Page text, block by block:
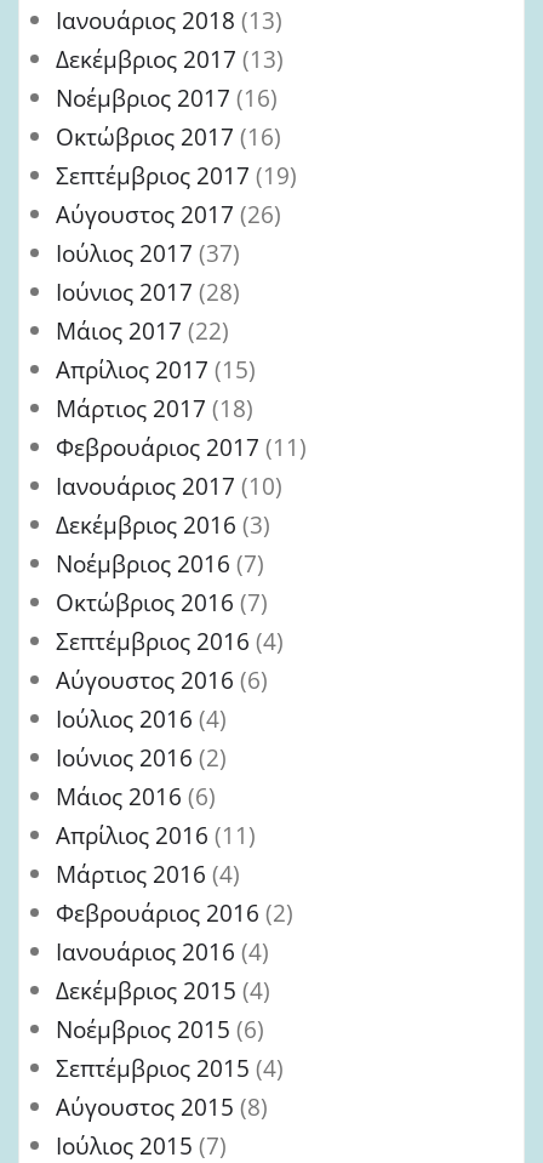
Ιανουάριος 2018 (13)
Δεκέμβριος 2017 (13)
Νοέμβριος 2017 (16)
Οκτώβριος 2017 (16)
Σεπτέμβριος 2017 (19)
Αύγουστος 2017 (26)
Ιούλιος 2017 (37)
Ιούνιος 2017 (28)
Μάιος 2017 (22)
Απρίλιος 2017 (15)
Μάρτιος 2017 (18)
Φεβρουάριος 2017 (11)
Ιανουάριος 2017 (10)
Δεκέμβριος 2016 (3)
Νοέμβριος 2016 (7)
Οκτώβριος 2016 (7)
Σεπτέμβριος 2016 (4)
Αύγουστος 2016 (6)
Ιούλιος 2016 (4)
Ιούνιος 2016 (2)
Μάιος 2016 (6)
Απρίλιος 2016 (11)
Μάρτιος 2016 (4)
Φεβρουάριος 2016 (2)
Ιανουάριος 2016 (4)
Δεκέμβριος 2015 (4)
Νοέμβριος 2015 (6)
Σεπτέμβριος 2015 (4)
Αύγουστος 2015 (8)
Ιούλιος 2015 (7)